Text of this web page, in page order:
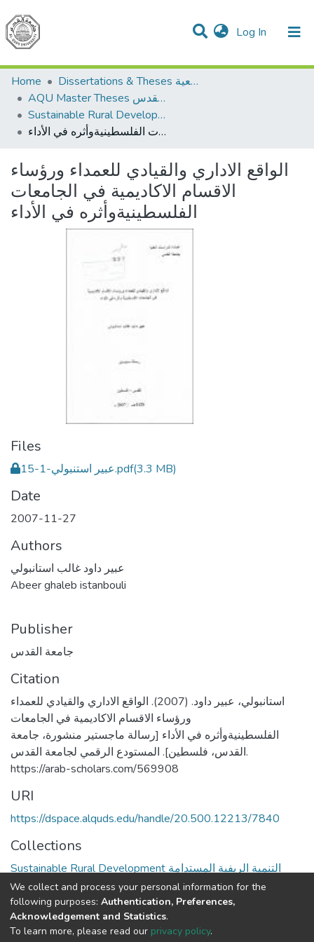
Log In (current)
Communities & Collections
All of DSpace
Home
Dissertations & Theses الرسائل الجامعية
AQU Master Theses الرسائل الجامعية الخاصة بجامعة القدس
Sustainable Rural Development التنمية الريفية المستدامة
الواقع الاداري والقيادي للعمداء ورؤساء الاقسام الاكاديمية في الجامعات الفلسطينيةوأثره في الأداء
الواقع الاداري والقيادي للعمداء ورؤساء
الاقسام الاكاديمية في الجامعات
الفلسطينيةوأثره في الأداء
Files
عبير استنبولي-1-15.pdf(3.3 MB)
Date
2007-11-27
Authors
عبير داود غالب استانبولي
Abeer ghaleb istanbouli
Publisher
جامعة القدس
Citation
استانبولي، عبير داود. (2007). الواقع الاداري والقيادي للعمداء
ورؤساء الاقسام الاكاديمية في الجامعات
الفلسطينيةوأثره في الأداء [رسالة ماجستير منشورة، جامعة
القدس، فلسطين]. المستودع الرقمي لجامعة القدس.
https://arab-scholars.com/569908
URI
https://dspace.alquds.edu/handle/20.500.12213/7840
Collections
Sustainable Rural Development التنمية الريفية المستدامة
Full item page
We collect and process your personal information for the
following purposes: Authentication, Preferences,
Acknowledgement and Statistics.
To learn more, please read our privacy policy.